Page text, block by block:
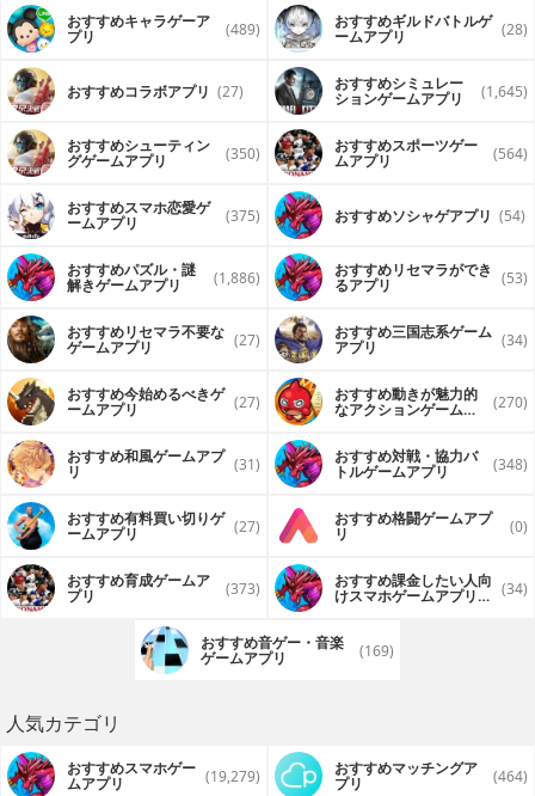
おすすめキャラゲーア
プリ (489) おすすめギルドバトルゲ
ームアプリ (28)
おすすめコラボアプリ (27) おすすめシミュレー
ションゲームアプリ (1,645)
おすすめシューティン
グゲームアプリ (350) おすすめスポーツゲー
ムアプリ (564)
おすすめスマホ恋愛ゲ
ームアプリ (375) おすすめソシャゲアプリ (54)
おすすめパズル・謎
解きゲームアプリ (1,886) おすすめリセマラができ
るアプリ (53)
おすすめリセマラ不要な
ゲームアプリ (27) おすすめ三国志系ゲーム
アプリ (34)
おすすめ今始めるべきゲ
ームアプリ (27) おすすめ動きが魅力的
なアクションゲームア (270)
おすすめ和風ゲームアプ
リ (31) おすすめ対戦・協力バ
トルゲームアプリ (348)
おすすめ有料買い切りゲ
ームアプリ (27) おすすめ格闘ゲームアプ
リ (0)
おすすめ育成ゲームア
プリ (373) おすすめ課金したい人向
けスマホゲームアプリア (34)
おすすめ音ゲー・音楽
ゲームアプリ (169)
人気カテゴリ
おすすめスマホゲー
ムアプリ (19,279) おすすめマッチングア
プリ (464)